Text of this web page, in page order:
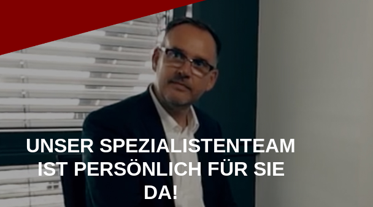
UNSER SPEZIALISTENTEAM
IST PERSÖNLICH FÜR SIE
DA!